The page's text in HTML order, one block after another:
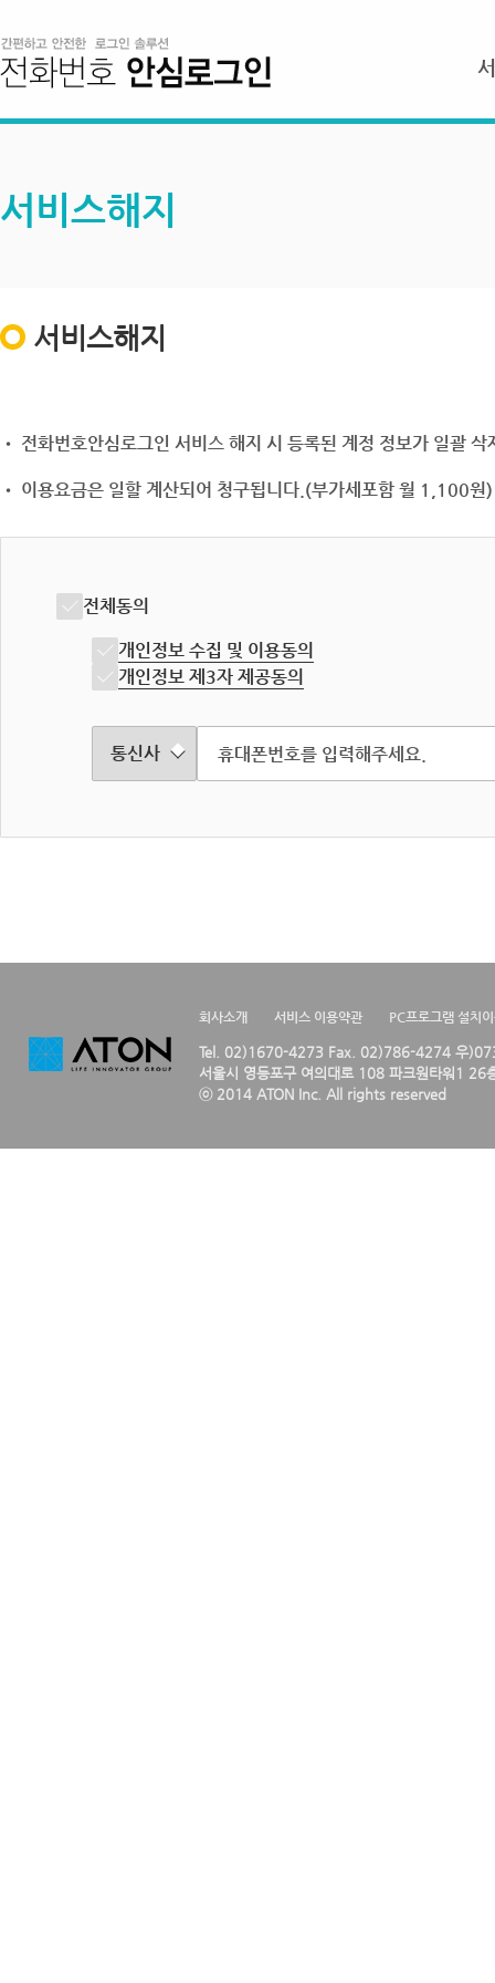
서비스해지
서비스해지
• 전화번호안심로그인 서비스 해지 시 등록된 계정 정보가 일괄
• 이용요금은 일할 계산되어 청구됩니다.(부가세포함 월 1,100원)
전체동의
개인정보 수집 및 이용동의
개인정보 제3자 제공동의
회사소개 서비스 이용약관 PC프로그램 설치
Tel. 02)1670-4273 Fax. 02)786-4274 우
서울시 영등포구 여의대로 108 파크원타워1 26
ⓒ 2014 ATON Inc. All rights reserved